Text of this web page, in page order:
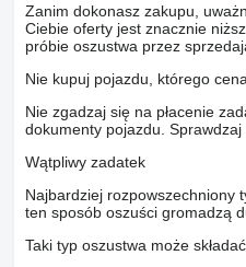
Zanim dokonasz zakupu,
Ciebie oferty jest znacznie
próbie oszustwa przez
Nie kupuj pojazdu, którego
Nie zgadzaj się na płacenie
dokumenty pojazdu.
Wątpliwy zadatek
Najbardziej rozpowszechniony
ten sposób oszuści gromadzą
Taki typ oszustwa może